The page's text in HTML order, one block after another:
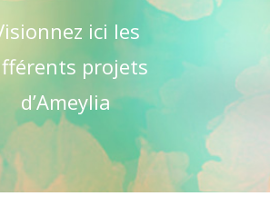
ici les
projets
d’Ameylia